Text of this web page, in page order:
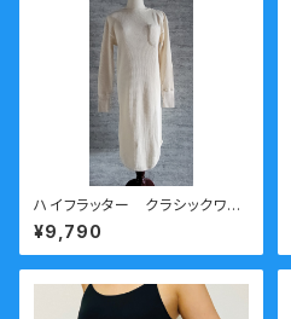
ハイフラッター クラシックワッ
フルワンピース キナリ
¥9,790